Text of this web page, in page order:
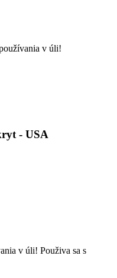
v úli!
- USA
v úli! Použiva sa s